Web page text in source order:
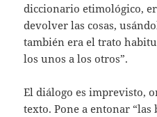
diccionario etimológico,
devolver las cosas,
también era el trato
los unos a los otros”.
El diálogo es imprevisto,
texto. Pone a entonar “las